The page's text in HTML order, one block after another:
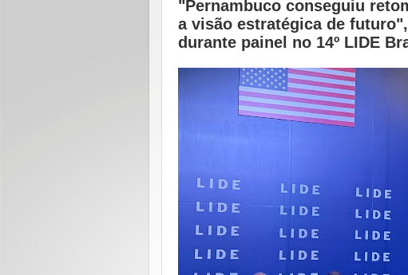
"Pernambuco conseguiu
a visão estratégica de
durante painel no 14º LIDE